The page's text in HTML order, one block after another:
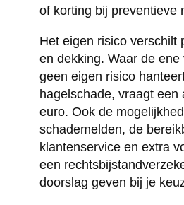
of korting bij preventieve
Het eigen risico verschilt
en dekking. Waar de ene
geen eigen risico
hagelschade, vraagt een
euro. Ook de
schademelden, de
klantenservice en extra
een
doorslag geven bij je